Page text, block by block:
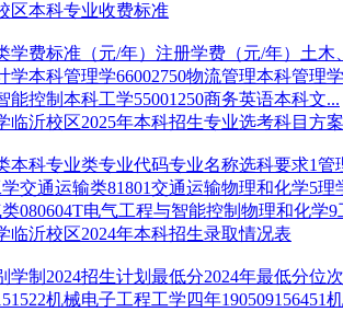
区本科专业收费标准
学费标准（元/年）注册学费（元/年）土木
学本科管理学66002750物流管理本科管理
能控制本科工学55001250商务英语本科文...
临沂校区2025年本科招生专业选考科目方案
本科专业类专业代码专业名称选科要求1
交通运输类81801交通运输物理和化学5
080604T电气工程与智能控制物理和化学
临沂校区2024年本科招生录取情况表
学制2024招生计划最低分2024年最低分位
机械电子工程工学四年